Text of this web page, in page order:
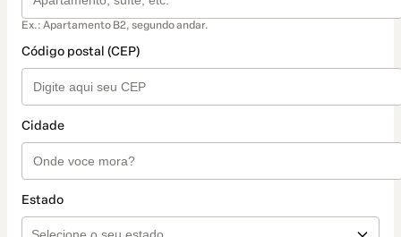
Ex.: Apartamento B2, segundo andar.
Código postal (CEP)
Cidade
Estado